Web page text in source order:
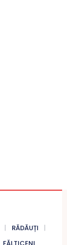
RĂDĂUȚI